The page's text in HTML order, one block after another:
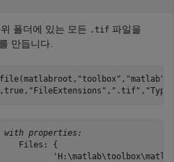
폴더에 있는 모든 .tif 파일을
만듭니다.
"toolbox" , "matlab"
,true, "FileExtensions" , ".tif" , "Type"
with properties:
Files: {